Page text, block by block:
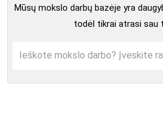
Mūsų mokslo darbų bazėje yra
todėl tikrai atrasi sau